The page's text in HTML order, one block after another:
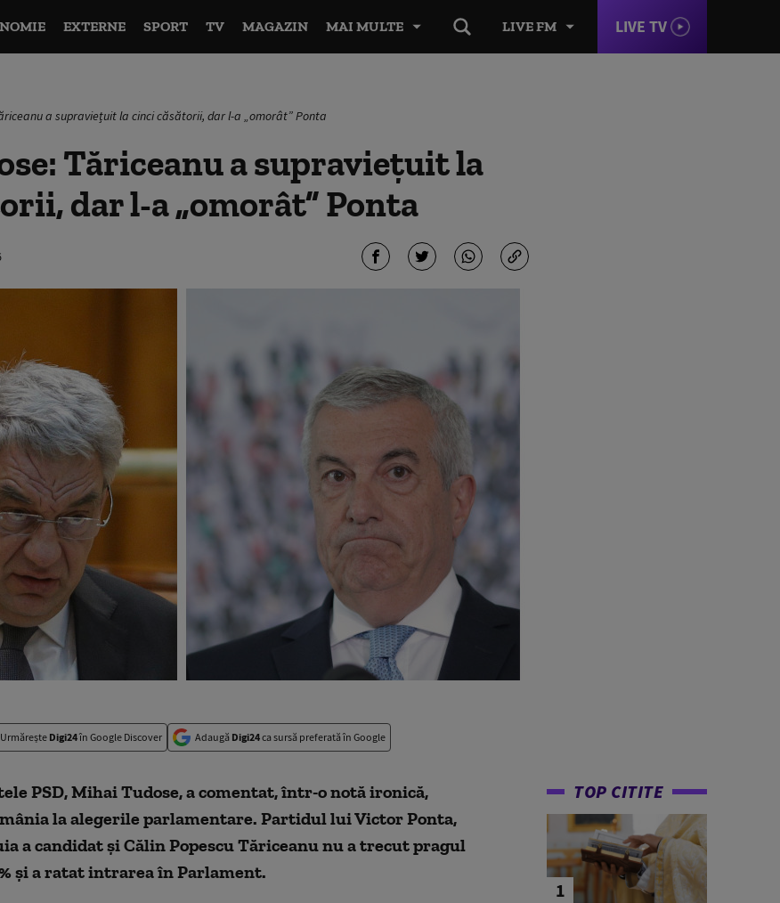
LIVE FM LIVE TV
EXTERNE SPORT TV MAGAZIN MAI MULTE
a supraviețuit la cinci căsătorii, dar l-a „omorât” Ponta
Tăriceanu a supraviețuit la
dar l-a „omorât” Ponta
Urmărește Digi24în Google Discover Adaugă Digi24ca sursă preferată în Google
PSD, Mihai Tudose, a comentat, într-o notă ironică,
la alegerile parlamentare. Partidul lui Victor Ponta,
a candidat și Călin Popescu Tăriceanu nu a trecut pragul
și a ratat intrarea în Parlament.
TOP CITITE
1